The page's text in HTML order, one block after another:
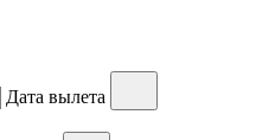
Дата вылета